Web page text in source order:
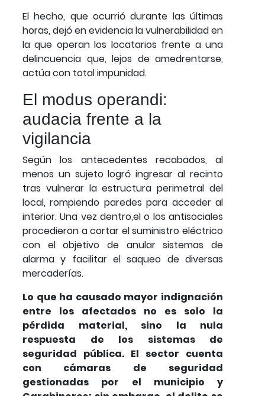
El hecho, que ocurrió durante las últimas
horas, dejó en evidencia la vulnerabilidad en
la que operan los locatarios frente a una
delincuencia que, lejos de amedrentarse,
actúa con total impunidad.
El modus operandi:
audacia frente a la
vigilancia
Según los antecedentes recabados, al
menos un sujeto logró ingresar al recinto
tras vulnerar la estructura perimetral del
local, rompiendo paredes para acceder al
interior. Una vez dentro,el o los antisociales
procedieron a cortar el suministro eléctrico
con el objetivo de anular sistemas de
alarma y facilitar el saqueo de diversas
mercaderías.
Lo que ha causado mayor indignación
entre los afectados no es solo la
pérdida material, sino la nula
respuesta de los sistemas de
seguridad pública. El sector cuenta
con cámaras de seguridad
gestionadas por el municipio y